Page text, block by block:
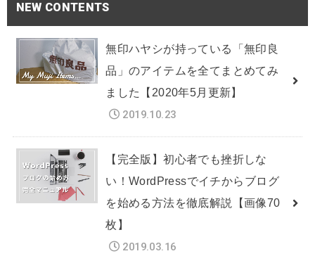
NEW CONTENTS
無印ハヤシが持っている「無印良
品」のアイテムを全てまとめてみ
ました【2020年5月更新】
2019.10.23
【完全版】初心者でも挫折しな
い！WordPressでイチからブログ
を始める方法を徹底解説【画像70
枚】
2019.03.16